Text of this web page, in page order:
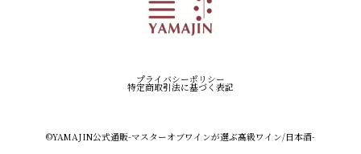
プライバシーポリシー
特定商取引法に基づく表記
©︎YAMAJIN公式通販-マスターオブワインが選ぶ高級ワイン/日本酒-